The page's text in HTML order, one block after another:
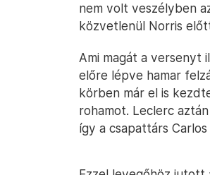
nem volt veszélyben
közvetlenül Norris
Ami magát a versenyt
előre lépve hamar
körben már el is
rohamot. Leclerc
így a csapattárs